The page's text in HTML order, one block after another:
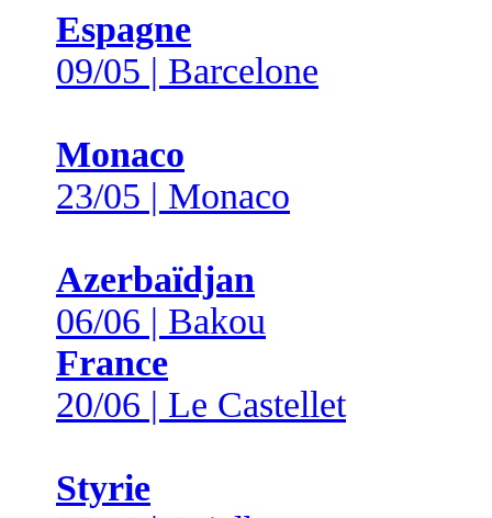
Espagne
09/05 | Barcelone
Monaco
23/05 | Monaco
Azerbaïdjan
06/06 | Bakou
France
20/06 | Le Castellet
Styrie